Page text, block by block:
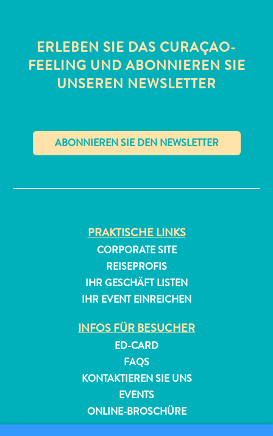
Ferienhäuser
Hotels
Besuch
ERLEBEN SIE DAS CURAÇAO-
FEELING UND ABONNIEREN SIE
UNSEREN NEWSLETTER
PRAKTISCHE LINKS
CORPORATE SITE
REISEPROFIS
IHR GESCHÄFT LISTEN
IHR EVENT EINREICHEN
INFOS FÜR BESUCHER
ED-CARD
FAQS
KONTAKTIEREN SIE UNS
EVENTS
ONLINE-BROSCHÜRE